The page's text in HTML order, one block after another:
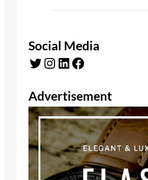
Social Media
Twitter Instagram LinkedIn Facebook
Advertisement